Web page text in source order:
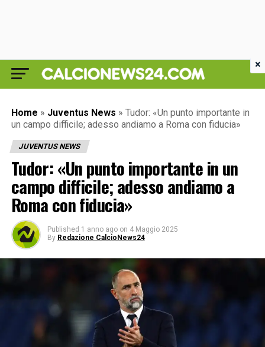
Home » Juventus News » Tudor: «Un punto importante in
un campo difficile; adesso andiamo a Roma con fiducia»
JUVENTUS NEWS
Tudor: «Un punto importante in un
campo difficile; adesso andiamo a
Roma con fiducia»
Published 1 anno ago on 4 Maggio 2025
By Redazione CalcioNews24
×